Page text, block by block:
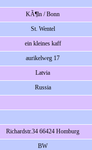
KÃ¶ln / Bonn
St. Wentel
ein kleines kaff
aurikelweg 17
Latvia
Russia
Richardstr.34 66424 Homburg
BW